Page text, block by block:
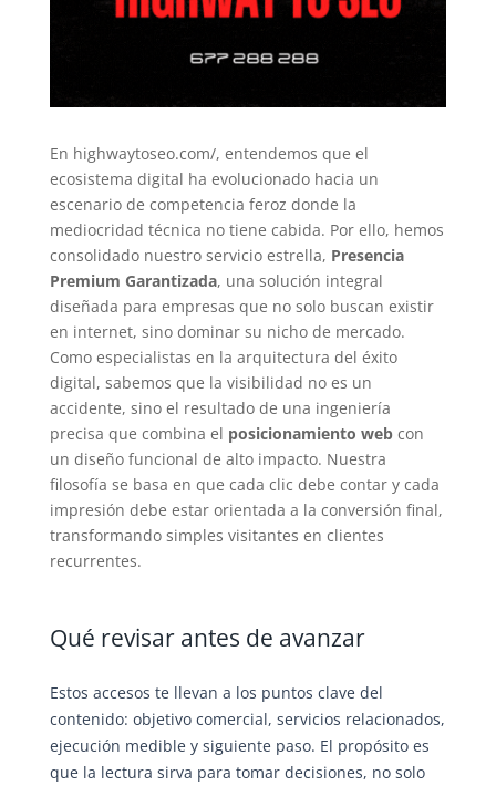
En highwaytoseo.com/, entendemos que el
ecosistema digital ha evolucionado hacia un
escenario de competencia feroz donde la
mediocridad técnica no tiene cabida. Por ello, hemos
consolidado nuestro servicio estrella, Presencia
Premium Garantizada, una solución integral
diseñada para empresas que no solo buscan existir
en internet, sino dominar su nicho de mercado.
Como especialistas en la arquitectura del éxito
digital, sabemos que la visibilidad no es un
accidente, sino el resultado de una ingeniería
precisa que combina el posicionamiento webcon
un diseño funcional de alto impacto. Nuestra
filosofía se basa en que cada clic debe contar y cada
impresión debe estar orientada a la conversión final,
transformando simples visitantes en clientes
recurrentes.
Qué revisar antes de avanzar
Estos accesos te llevan a los puntos clave del
contenido: objetivo comercial, servicios relacionados,
ejecución medible y siguiente paso. El propósito es
que la lectura sirva para tomar decisiones, no solo